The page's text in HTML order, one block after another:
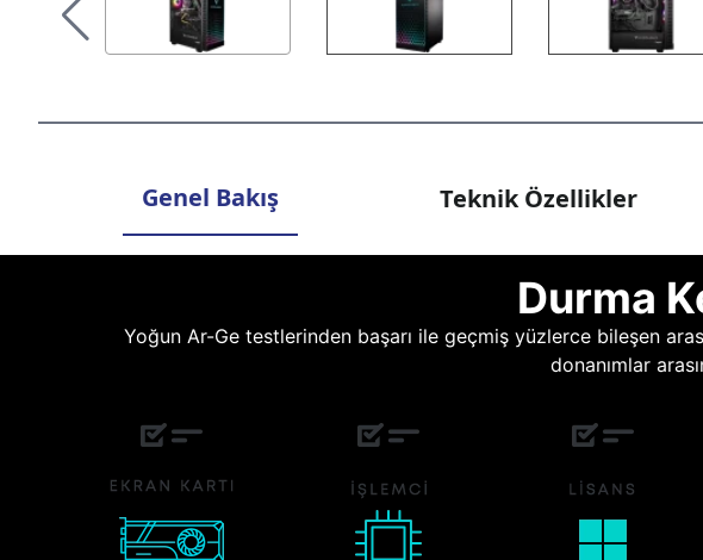
Genel Bakış Teknik Özellikler
Durma
Yoğun Ar-Ge testlerinden başarı ile geçmiş yüzlerce bileşen
donanımlar